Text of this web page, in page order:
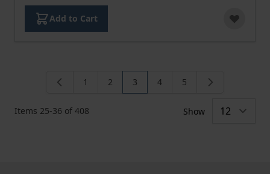
Add to Cart
Items 25-36 of 408
Page
1 Page
2 You're currently reading page
3 Page
4 Page
5
Show